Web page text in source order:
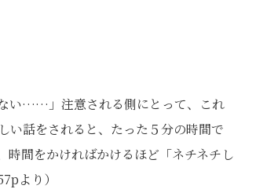
い……」注意される側にとって、これ
い話をされると、たった５分の時間で
時間をかければかけるほど「ネチネチし
より）